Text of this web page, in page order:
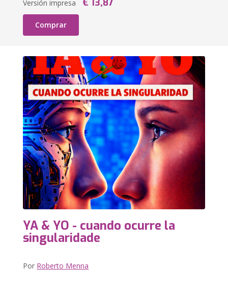
Versión impresa € 13,87
Comprar
YA & YO - cuando ocurre la
singularidade
Por Roberto Menna